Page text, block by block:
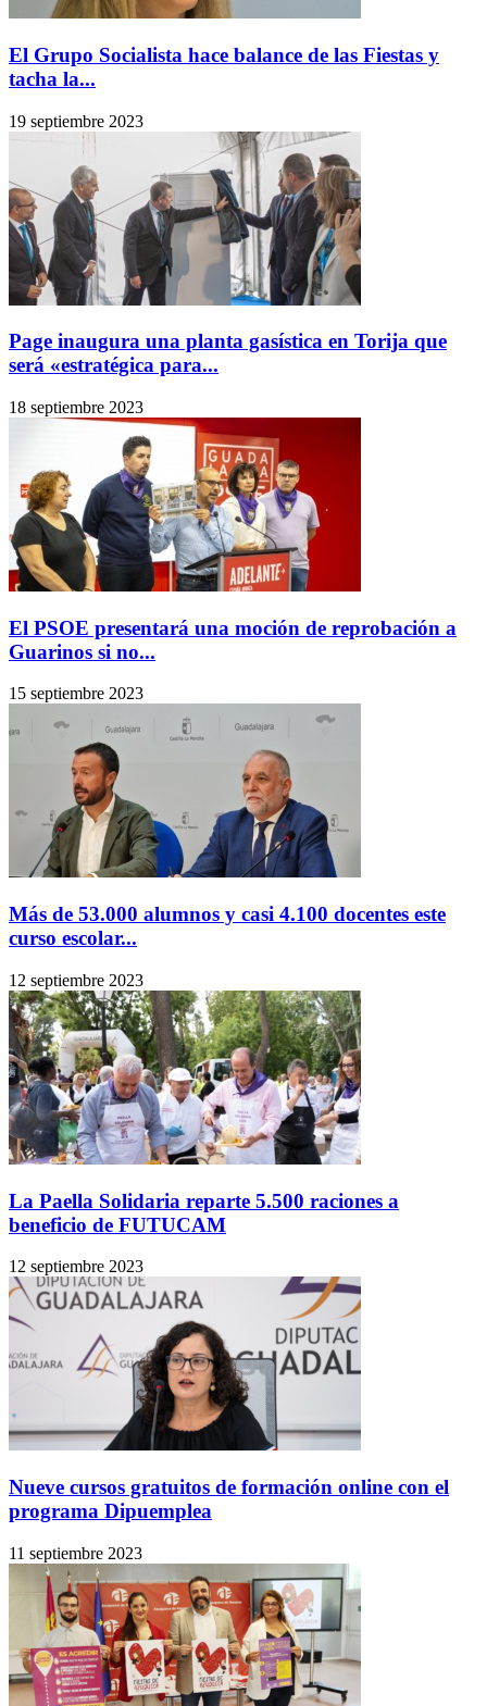
El Grupo Socialista hace balance de las Fiestas y
tacha la...
19 septiembre 2023
Page inaugura una planta gasística en Torija que
será «estratégica para...
18 septiembre 2023
El PSOE presentará una moción de reprobación a
Guarinos si no...
15 septiembre 2023
Más de 53.000 alumnos y casi 4.100 docentes este
curso escolar...
12 septiembre 2023
La Paella Solidaria reparte 5.500 raciones a
beneficio de FUTUCAM
12 septiembre 2023
Nueve cursos gratuitos de formación online con el
programa Dipuemplea
11 septiembre 2023